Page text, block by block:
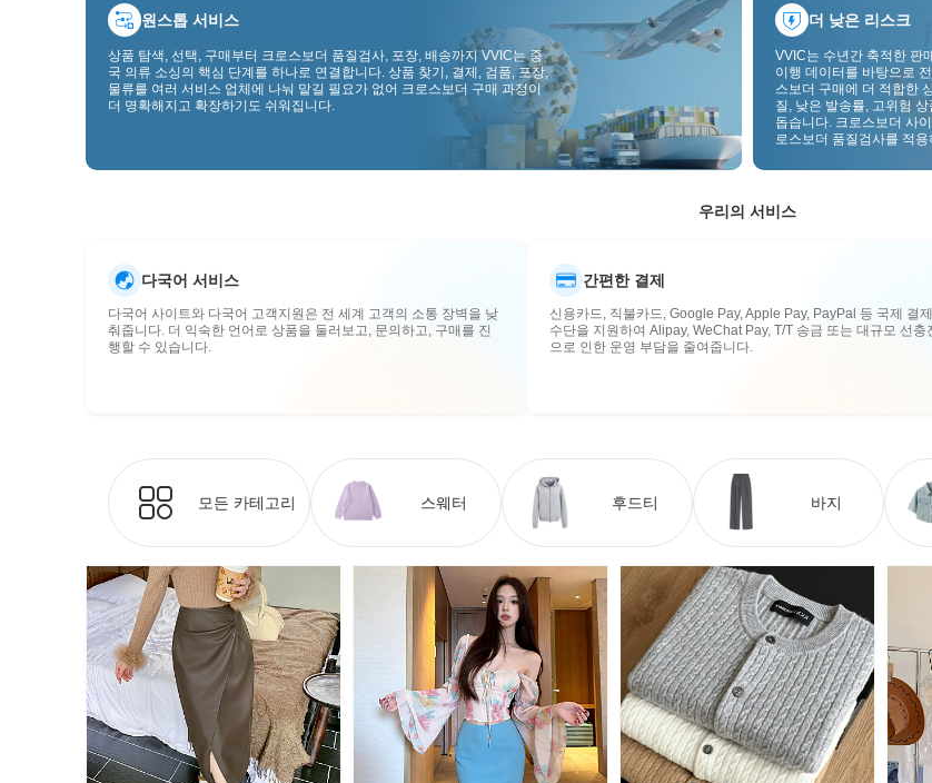
원스톱 서비스
상품 탐색, 선택, 구매부터 크로스보더 품질검사, 포장, 배송까지 VVIC는 중
국 의류 소싱의 핵심 단계를 하나로 연결합니다. 상품 찾기, 결제, 검품, 포장,
물류를 여러 서비스 업체에 나눠 맡길 필요가 없어 크로스보더 구매 과정이
더 명확해지고 확장하기도 쉬워집니다.
더 낮은 리스크
VVIC는 수년간 축적한 판
이행 데이터를 바탕으로
스보더 구매에 더 적합한
질, 낮은 발송률, 고위험
돕습니다. 크로스보더 사
로스보더 품질검사를 적
낮춥니다.
우리의 서비스
다국어 서비스
다국어 사이트와 다국어 고객지원은 전 세계 고객의 소통 장벽을 낮
춰줍니다. 더 익숙한 언어로 상품을 둘러보고, 문의하고, 구매를 진
행할 수 있습니다.
간편한 결제
신용카드, 직불카드, Google Pay, Apple Pay, PayPal 등 국제 결제
수단을 지원하여 Alipay, WeChat Pay, T/T 송금 또는 대규모 선충
으로 인한 운영 부담을 줄여줍니다.
모든 카테고리 스웨터 후드티 바지